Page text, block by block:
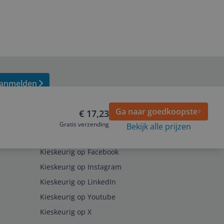
€ 17,23
Gratis verzending
Ga naar goedkoopste
Bekijk alle prijzen
Kieskeurig op Facebook
Kieskeurig op Instagram
Kieskeurig op LinkedIn
Kieskeurig op Youtube
Kieskeurig op X